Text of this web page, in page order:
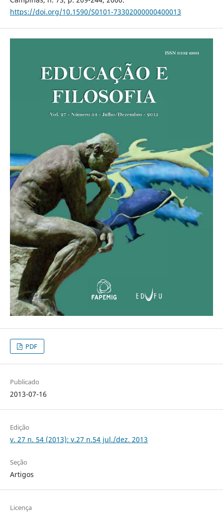
https://doi.org/10.1590/S0101-73302000000400013
PDF
Publicado
2013-07-16
Edição
v. 27 n. 54 (2013): v.27 n.54 jul./dez. 2013
Seção
Artigos
Licença